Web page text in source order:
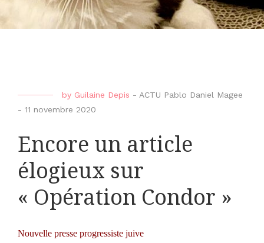
by Guilaine Depis - ACTU Pablo Daniel Magee
- 11 novembre 2020
Encore un article
élogieux sur
« Opération Condor »
Nouvelle presse progressiste juive